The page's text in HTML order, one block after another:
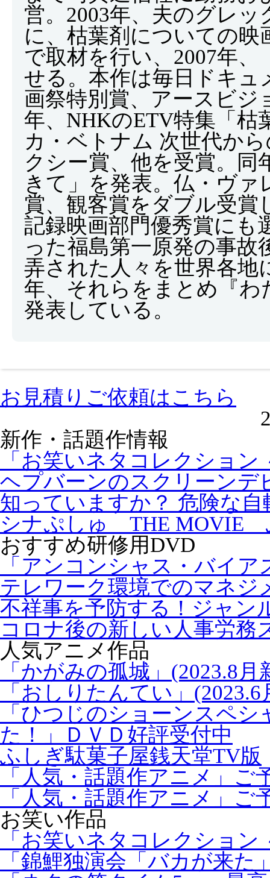
営。2003年、夫のグレ
に、枯葉剤についての
で取材を行い、2007年
せる。本作は毎日ドキュ
画祭特別賞、アースビジ
年、NHKのETV特集「枯
カ・ベトナム 次世代か
クシー賞、他を受賞。同
きて」を発表。仏・ヴ
賞、観客賞をダブル受賞
記録映画部門優秀賞にも
った福島第一原発の事
弄された人々を世界各地
年、それらをまとめ『
発表している。
お見積りご依頼はこちら
新作・話題作情報
「お笑いネタコレクショ
ヘプバーンのスクリーンデ
知っていますか？ 危険な
シナぷしゅ THE MOVIE
おすすめ研修用DVD
「アンコンシャス・バイ
テレワーク環境でのマネジ
不祥事を予防する！ジャン
コロナ後の新しい人事労務
人気アニメ作品
「かがみの孤城」(2023.8月
「おしりたんてい」(2023.6
「ひつじのショーンスペ
た！」ＤＶＤ好評受付中
ふしぎ駄菓子屋銭天堂TV版
「人気・話題作アニメ」ご
「人気・話題作アニメ」ご
お笑い作品
「お笑いネタコレクショ
「錦鯉独演会「バカが来